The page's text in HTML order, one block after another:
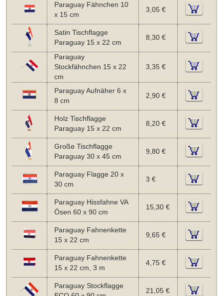
Paraguay Fähnchen 10
x 15 cm
3,05 €
Satin Tischflagge
Paraguay 15 x 22 cm
8,30 €
Paraguay
Stockfähnchen 15 x 22
cm
3,35 €
Paraguay Aufnäher 6 x
8 cm
2,90 €
Holz Tischflagge
Paraguay 15 x 22 cm
8,20 €
Große Tischflagge
Paraguay 30 x 45 cm
9,80 €
Paraguay Flagge 20 x
30 cm
3 €
Paraguay Hissfahne VA
Ösen 60 x 90 cm
15,30 €
Paraguay Fahnenkette
15 x 22 cm
9,65 €
Paraguay Fahnenkette
15 x 22 cm, 3 m
4,75 €
Paraguay Stockflagge
21,05 €